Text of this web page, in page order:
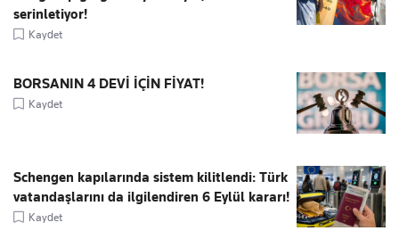
serinletiyor!
Kaydet
BORSANIN 4 DEVİ İÇİN FİYAT!
Kaydet
Schengen kapılarında sistem kilitlendi: Türk
vatandaşlarını da ilgilendiren 6 Eylül kararı!
Kaydet